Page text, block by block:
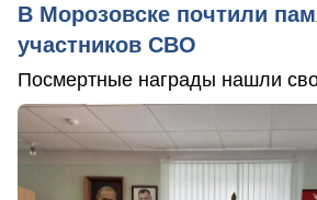
В Морозовске почтили
участников СВО
Посмертные награды нашли